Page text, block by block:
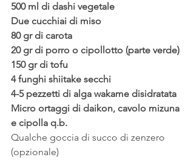
500 ml di dashi vegetale
Due cucchiai di miso
80 gr di carota
20 gr di porro o cipollotto (parte verde)
150 gr di tofu
4 funghi shiitake secchi
4-5 pezzetti di alga wakame disidratata
Micro ortaggi di daikon, cavolo mizuna
e cipolla q.b.
Qualche goccia di succo di zenzero
(opzionale)